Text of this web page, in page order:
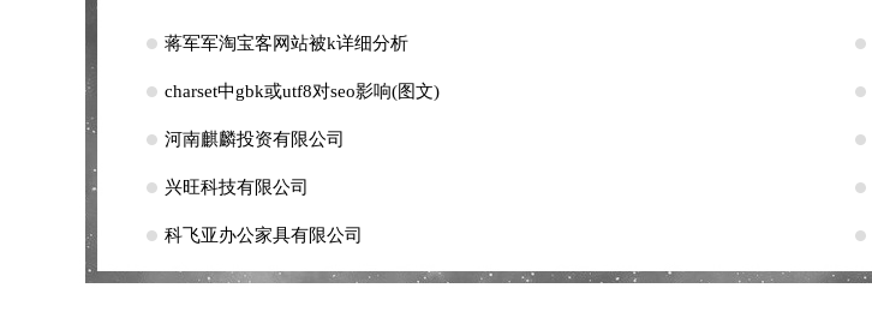
蒋军军淘宝客网站被k详细分析
charset中gbk或utf8对seo影响(图文)
河南麒麟投资有限公司
兴旺科技有限公司
科飞亚办公家具有限公司